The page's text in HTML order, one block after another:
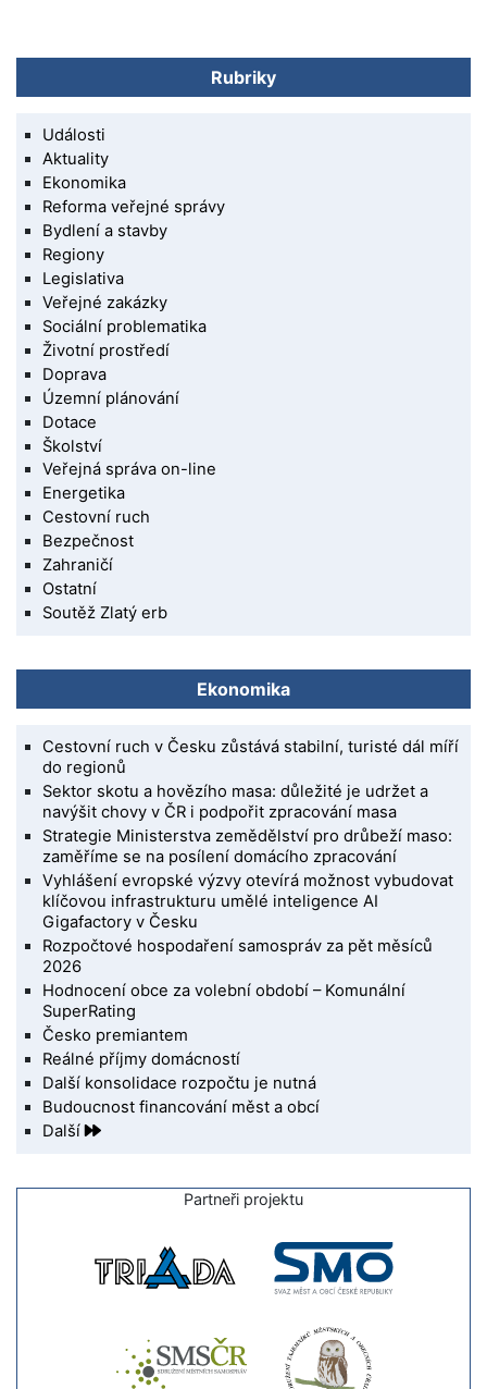
Rubriky
Události
Aktuality
Ekonomika
Reforma veřejné správy
Bydlení a stavby
Regiony
Legislativa
Veřejné zakázky
Sociální problematika
Životní prostředí
Doprava
Územní plánování
Dotace
Školství
Veřejná správa on-line
Energetika
Cestovní ruch
Bezpečnost
Zahraničí
Ostatní
Soutěž Zlatý erb
Ekonomika
Cestovní ruch v Česku zůstává stabilní, turisté dál míří
do regionů
Sektor skotu a hovězího masa: důležité je udržet a
navýšit chovy v ČR i podpořit zpracování masa
Strategie Ministerstva zemědělství pro drůbeží maso:
zaměříme se na posílení domácího zpracování
Vyhlášení evropské výzvy otevírá možnost vybudovat
klíčovou infrastrukturu umělé inteligence AI
Gigafactory v Česku
Rozpočtové hospodaření samospráv za pět měsíců
2026
Hodnocení obce za volební období – Komunální
SuperRating
Česko premiantem
Reálné příjmy domácností
Další konsolidace rozpočtu je nutná
Budoucnost financování měst a obcí
Další
Partneři projektu